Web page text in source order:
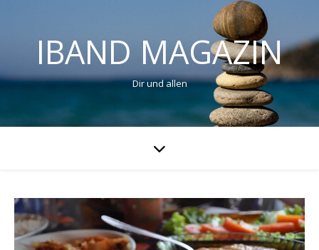
IBAND MAGAZIN
Dir und allen